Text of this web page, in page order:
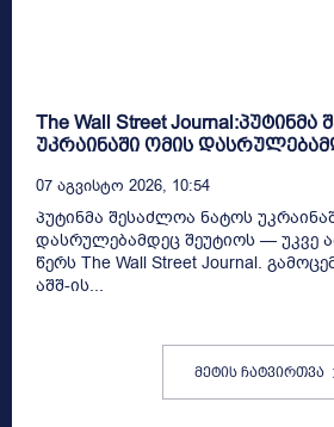
The Wall Street
უკრაინაში ომის
07 Აგვისტო 2026, 10:54
პუტინმა შესაძლოა ნატოს
დასრულებამდეც შეუტიოს — უკვე
წერს The Wall Street Journal.
აშშ-ის...
მეტის ჩატვირთვა